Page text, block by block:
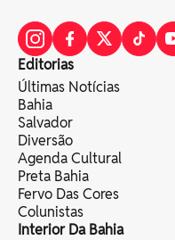
Editorias
Últimas Notícias
Bahia
Salvador
Diversão
Agenda Cultural
Preta Bahia
Fervo Das Cores
Colunistas
Interior Da Bahia